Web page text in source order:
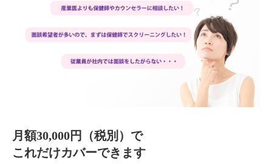
月額30,000円（税別）で
これだけカバーできます